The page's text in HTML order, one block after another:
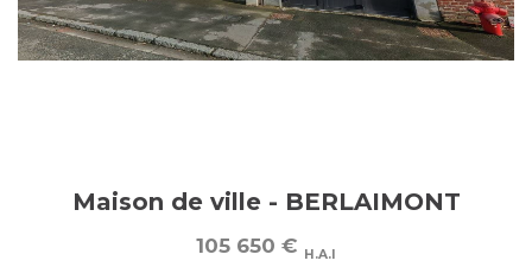
Maison de ville - BERLAIMONT
105 650 € H.A.I